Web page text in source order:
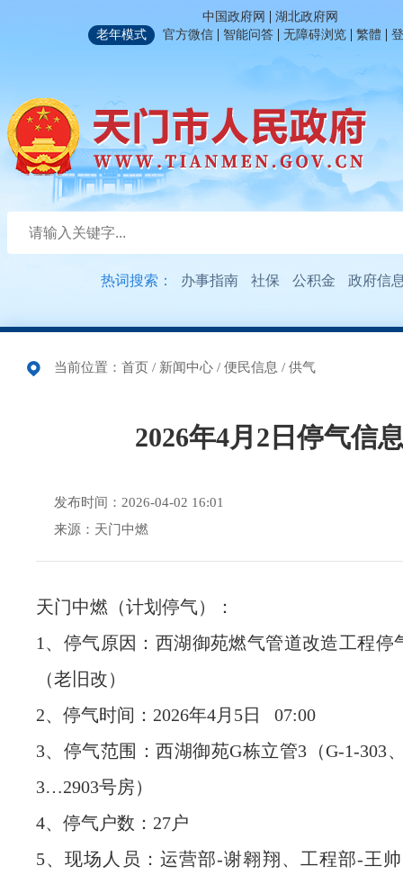
中国政府网 | 湖北政府网
老年模式
官方微信 | 智能问答 | 无障碍浏览 | 繁體 |
热词搜索： 办事指南 社保 公积金 政府信
当前位置： 首页 / 新闻中心 / 便民信息 / 供气
2026年4月2日停气信
发布时间：2026-04-02 16:01
来源：天门中燃
天门中燃（计划停气）：
1、停气原因：西湖御苑燃气管道改造工程停
（老旧改）
2、停气时间：2026年4月5日 07:00
3、停气范围：西湖御苑G栋立管3（G-1-303
3…2903号房）
4、停气户数：27户
5、现场人员：运营部-谢翱翔、工程部-王